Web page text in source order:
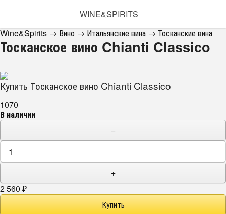
WINE&SPIRITS
Wine&Spirits → Вино → Итальянские вина → Тосканские вина
Тосканское вино Chianti Classico
Купить Тосканское вино Chianti Classico
1070
В наличии
−
+
2 560 ₽